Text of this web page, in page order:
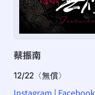
蔡振南
12/22〈無償〉
Instagram | Facebook